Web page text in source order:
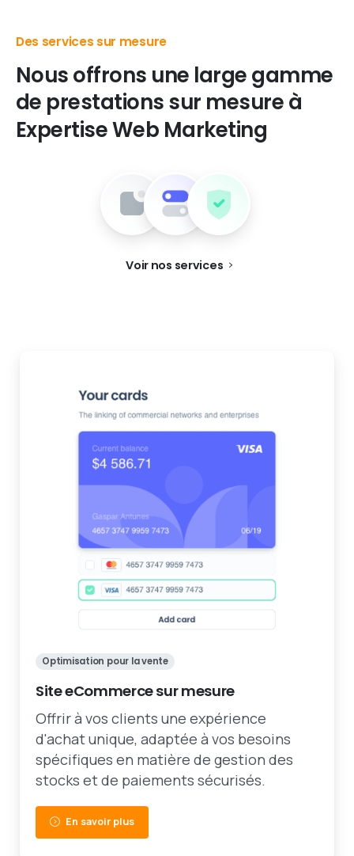
Des produits digitaux de premier choix
Nousoffrons une largegamme
de prestationssur mesureà
ExpertiseWeb Marketing
Voir nos services
Optimisation pour la vente
Site eCommerce sur mesure
Offrir à vos clients une expérience
d'achat unique, adaptée à vos besoins
spécifiques en matière de gestion des
stocks et de paiements sécurisés.
En savoir plus